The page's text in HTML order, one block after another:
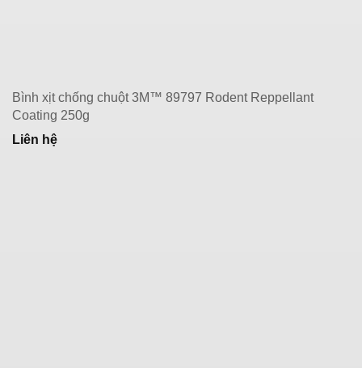
Bình xịt chống chuột 3M™ 89797 Rodent Reppellant
Coating 250g
Liên hệ